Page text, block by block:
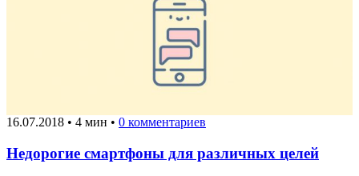
16.07.2018 • 4 мин • 0 комментариев
Недорогие смартфоны для различных целей